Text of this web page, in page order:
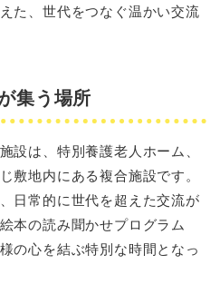
た、世代をつなぐ温かい交流
集う場所
設は、特別養護老人ホーム、
敷地内にある複合施設です。
日常的に世代を超えた交流が
本の読み聞かせプログラム
の心を結ぶ特別な時間となっ